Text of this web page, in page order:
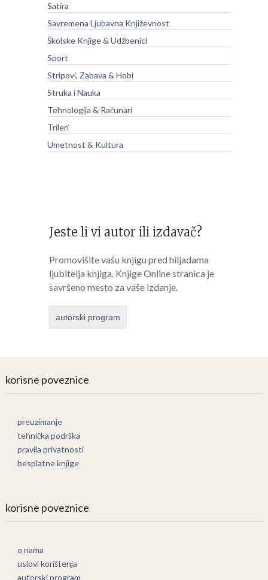
Satira
Savremena Ljubavna Književnost
Školske Knjige & Udžbenici
Sport
Stripovi, Zabava & Hobi
Struka i Nauka
Tehnologija & Računari
Trileri
Umetnost & Kultura
Jeste li vi autor ili izdavač?
Promovišite vašu knjigu pred hiljadama
ljubitelja knjiga. Knjige Online stranica je
savršeno mesto za vaše izdanje.
autorski program
korisne poveznice
preuzimanje
tehnička podrška
pravila privatnosti
besplatne knjige
korisne poveznice
o nama
uslovi korištenja
autorski program